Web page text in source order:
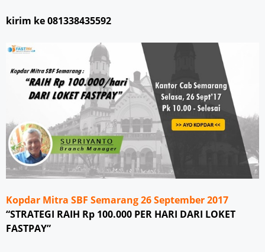
kirim ke 081338435592
Kopdar Mitra SBF Semarang 26 September 2017
“STRATEGI RAIH Rp 100.000 PER HARI DARI LOKET
FASTPAY”